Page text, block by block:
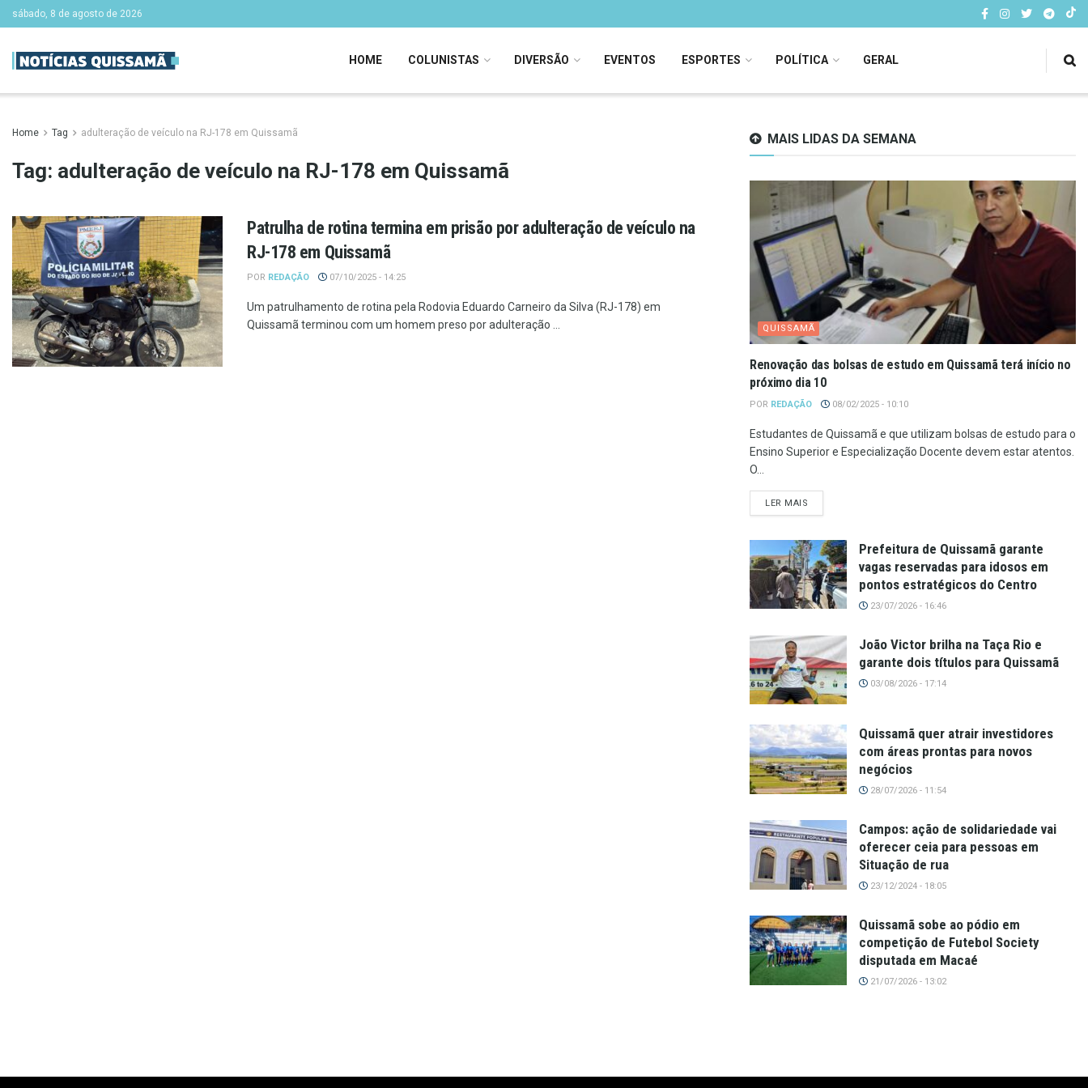
sábado, 8 de agosto de 2026
HOME COLUNISTAS DIVERSÃO EVENTOS ESPORTES POLÍTICA GERAL
Home Tag adulteração de veículo na RJ-178 em Quissamã
Tag: adulteração de veículo na RJ-178 em Quissamã
Patrulha de rotina termina em prisão por adulteração de veículo na
RJ-178 em Quissamã
POR REDAÇÃO 07/10/2025 - 14:25
Um patrulhamento de rotina pela Rodovia Eduardo Carneiro da Silva (RJ-178) em
Quissamã terminou com um homem preso por adulteração ...
MAIS LIDAS DA SEMANA
QUISSAMÃ
Renovação das bolsas de estudo em Quissamã terá início no
próximo dia 10
POR REDAÇÃO 08/02/2025 - 10:10
Estudantes de Quissamã e que utilizam bolsas de estudo para o
Ensino Superior e Especialização Docente devem estar atentos.
O...
LER MAIS
Prefeitura de Quissamã garante
vagas reservadas para idosos em
pontos estratégicos do Centro
23/07/2026 - 16:46
João Victor brilha na Taça Rio e
garante dois títulos para Quissamã
03/08/2026 - 17:14
Quissamã quer atrair investidores
com áreas prontas para novos
negócios
28/07/2026 - 11:54
Campos: ação de solidariedade vai
oferecer ceia para pessoas em
Situação de rua
23/12/2024 - 18:05
Quissamã sobe ao pódio em
competição de Futebol Society
disputada em Macaé
21/07/2026 - 13:02